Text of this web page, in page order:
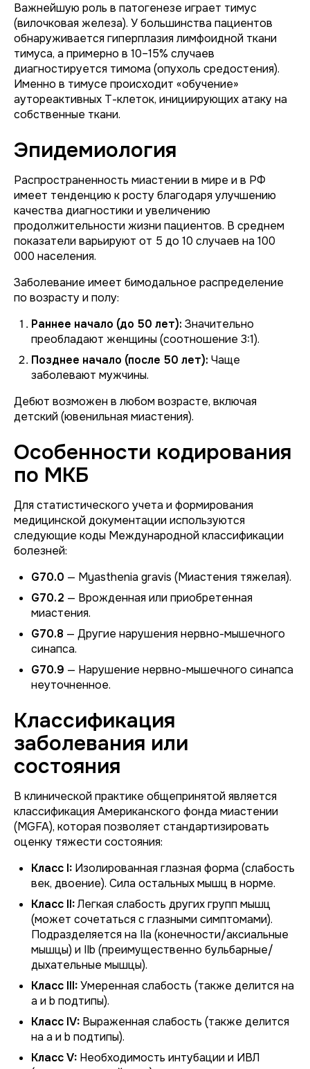
Важнейшую роль в патогенезе играет тимус
(вилочковая железа). У большинства пациентов
обнаруживается гиперплазия лимфоидной ткани
тимуса, а примерно в 10–15% случаев
диагностируется тимома (опухоль средостения).
Именно в тимусе происходит «обучение»
аутореактивных Т-клеток, инициирующих атаку на
собственные ткани.
Эпидемиология
Распространенность миастении в мире и в РФ
имеет тенденцию к росту благодаря улучшению
качества диагностики и увеличению
продолжительности жизни пациентов. В среднем
показатели варьируют от 5 до 10 случаев на 100
000 населения.
Заболевание имеет бимодальное распределение
по возрасту и полу:
Раннее начало (до 50 лет): Значительно
преобладают женщины (соотношение 3:1).
Позднее начало (после 50 лет): Чаще
заболевают мужчины.
Дебют возможен в любом возрасте, включая
детский (ювенильная миастения).
Особенности кодирования
по МКБ
Для статистического учета и формирования
медицинской документации используются
следующие коды Международной классификации
болезней:
G70.0 — Myasthenia gravis (Миастения тяжелая).
G70.2 — Врожденная или приобретенная
миастения.
G70.8 — Другие нарушения нервно-мышечного
синапса.
G70.9 — Нарушение нервно-мышечного синапса
неуточненное.
Классификация
заболевания или
состояния
В клинической практике общепринятой является
классификация Американского фонда миастении
(MGFA), которая позволяет стандартизировать
оценку тяжести состояния:
Класс I: Изолированная глазная форма (слабость
век, двоение). Сила остальных мышц в норме.
Класс II:Легкая слабость других групп мышц
(может сочетаться с глазными симптомами).
Подразделяется на IIa (конечности/аксиальные
мышцы) и IIb (преимущественно бульбарные/
дыхательные мышцы).
Класс III:Умеренная слабость (также делится на
a и b подтипы).
Класс IV: Выраженная слабость (также делится
на a и b подтипы).
Класс V: Необходимость интубации и ИВЛ